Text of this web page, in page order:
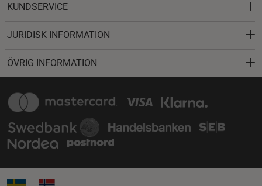
KUNDSERVICE
JURIDISK INFORMATION
ÖVRIG INFORMATION